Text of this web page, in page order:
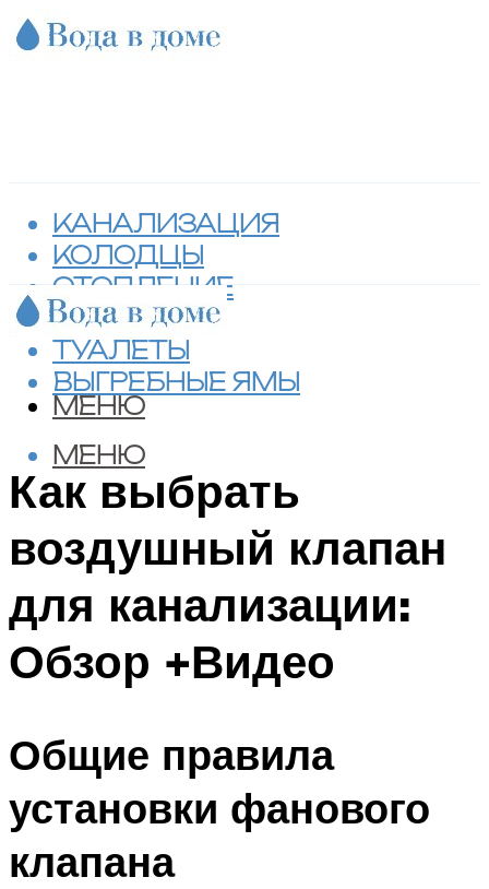
КАНАЛИЗАЦИЯ
КОЛОДЦЫ
ОТОПЛЕНИЕ
СЕПТИКИ
ТУАЛЕТЫ
ВЫГРЕБНЫЕ ЯМЫ
МЕНЮ
МЕНЮ
Как выбрать
воздушный клапан
для канализации:
Обзор +Видео
Общие правила
установки фанового
клапана